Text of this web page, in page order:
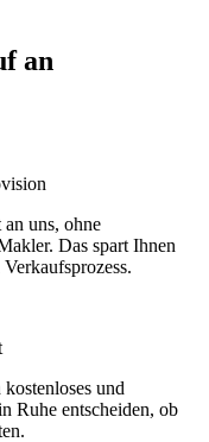
an
uns, ohne
Das spart Ihnen
und
Ruhe entscheiden, ob